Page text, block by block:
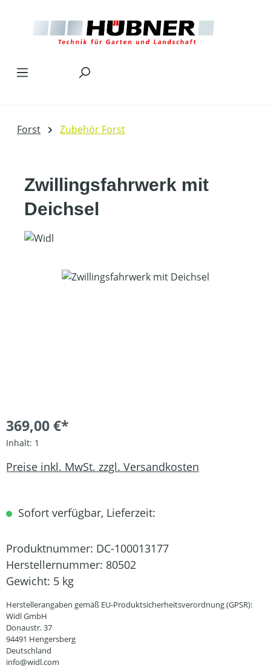
Forst Zubehör Forst
Zwillingsfahrwerk mit
Deichsel
Bildergalerie überspringen
369,00 €*
Inhalt: 1
Preise inkl. MwSt. zzgl. Versandkosten
Sofort verfügbar, Lieferzeit:
Produktnummer: DC-100013177
Herstellernummer: 80502
Gewicht: 5 kg
Herstellerangaben gemäß EU-Produktsicherheitsverordnung (GPSR):
Widl GmbH
Donaustr. 37
94491 Hengersberg
Deutschland
info@widl.com